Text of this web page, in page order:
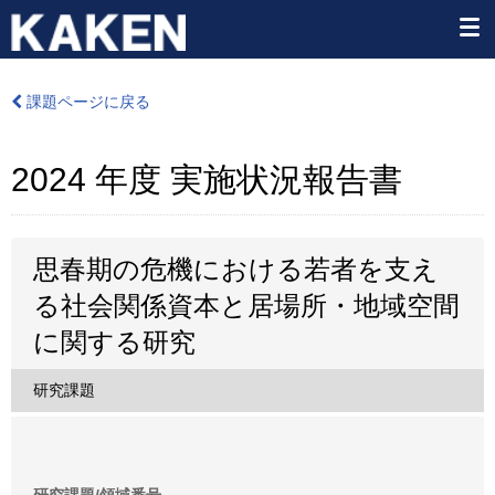
課題ページに戻る
2024 年度 実施状況報告書
思春期の危機における若者を支え
る社会関係資本と居場所・地域空間
に関する研究
研究課題